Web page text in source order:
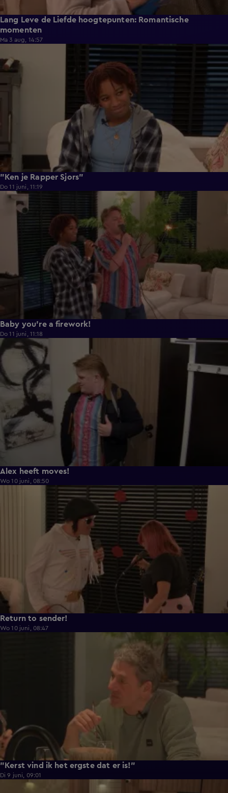
Lang Leve de Liefde hoogtepunten: Romantische
momenten
Ma 3 aug, 14:57
"Ken je Rapper Sjors"
Do 11 juni, 11:19
0:39
Baby you're a firework!
Do 11 juni, 11:18
0:43
Alex heeft moves!
Wo 10 juni, 08:50
Return to sender!
Wo 10 juni, 08:47
"Kerst vind ik het ergste dat er is!"
Di 9 juni, 09:01